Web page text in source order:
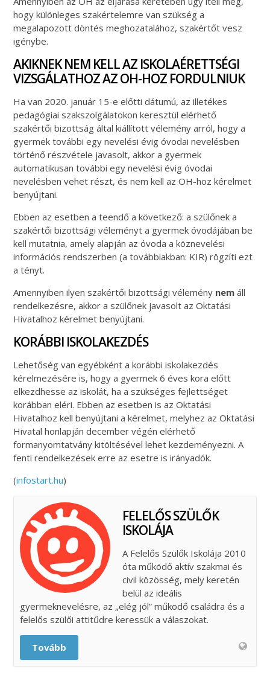
hogy különleges szakértelemre van szükség a
megalapozott döntés meghozatalához, szakértőt vesz
igénybe.
AKIKNEK NEM KELL AZ ISKOLAÉRETTSÉGI
VIZSGÁLATHOZ AZ OH-HOZ FORDULNIUK
Ha van 2020. január 15-e előtti dátumú, az illetékes
pedagógiai szakszolgálatokon keresztül elérhető
szakértői bizottság által kiállított vélemény arról, hogy a
gyermek további egy nevelési évig óvodai nevelésben
történő részvétele javasolt, akkor a gyermek
automatikusan további egy nevelési évig óvodai
nevelésben vehet részt, és nem kell az OH-hoz kérelmet
benyújtani.
Ebben az esetben a teendő a következő: a szülőnek a
szakértői bizottsági véleményt a gyermek óvodájában be
kell mutatnia, amely alapján az óvoda a köznevelési
információs rendszerben (a továbbiakban: KIR) rögzíti ezt
a tényt.
Amennyiben ilyen szakértői bizottsági vélemény nem áll
rendelkezésre, akkor a szülőnek javasolt az Oktatási
Hivatalhoz kérelmet benyújtani.
KORÁBBI ISKOLAKEZDÉS
Lehetőség van egyébként a korábbi iskolakezdés
kérelmezésére is, hogy a gyermek 6 éves kora előtt
elkezdhesse az iskolát, ha a szükséges fejlettséget
korábban eléri. Ebben az esetben is az Oktatási
Hivatalhoz kell benyújtani a kérelmet, melyhez az Oktatási
Hivatal honlapján december végén elérhető
formanyomtatvány kitöltésével lehet kezdeményezni. A
fenti rendelkezések erre az esetre is irányadók.
(infostart.hu)
FELELŐS SZÜLŐK
ISKOLÁJA
A Felelős Szülők Iskolája 2010
óta működő aktív szakmai és
civil közösség, mely keretén
belül az ideális
gyermeknevelésre, az „elég jól” működő családra és a
felelős szülői attitűdre keressük a válaszokat.
Tovább